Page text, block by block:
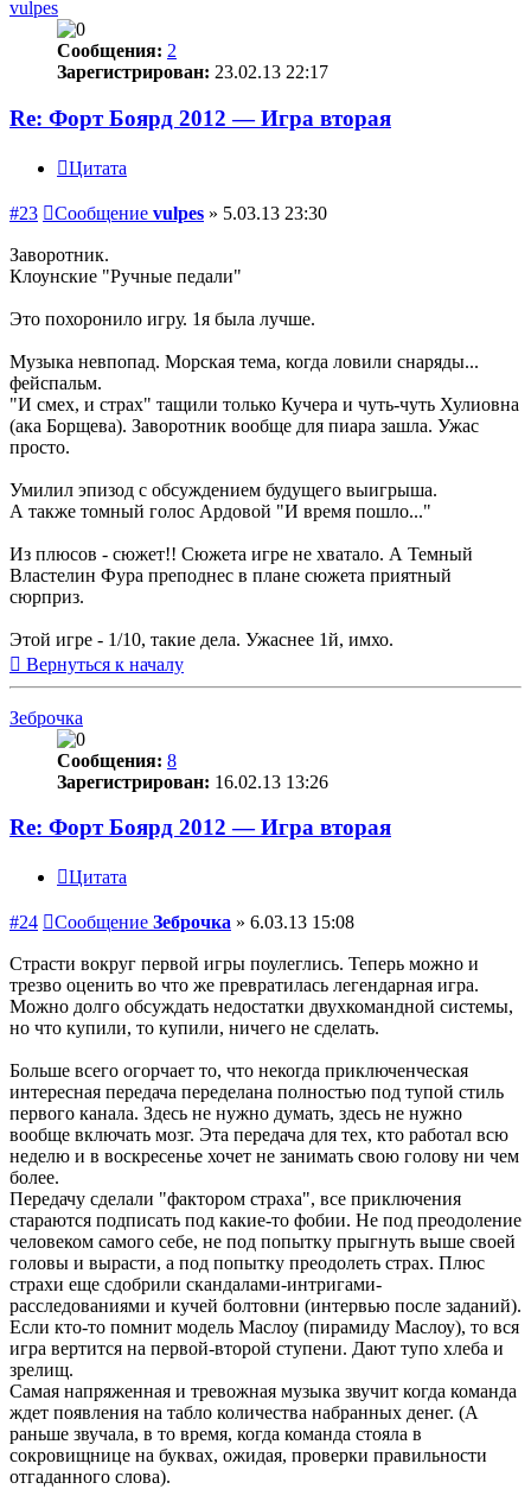
vulpes
Сообщения: 2
Зарегистрирован: 23.02.13 22:17
Re: Форт Боярд 2012 — Игра вторая
Цитата
#23 Сообщение vulpes » 5.03.13 23:30
Заворотник.
Клоунские "Ручные педали"
Это похоронило игру. 1я была лучше.
Музыка невпопад. Морская тема, когда ловили снаряды...
фейспальм.
"И смех, и страх" тащили только Кучера и чуть-чуть Хулиовна
(ака Борщева). Заворотник вообще для пиара зашла. Ужас
просто.
Умилил эпизод с обсуждением будущего выигрыша.
А также томный голос Ардовой "И время пошло..."
Из плюсов - сюжет!! Сюжета игре не хватало. А Темный
Властелин Фура преподнес в плане сюжета приятный
сюрприз.
Этой игре - 1/10, такие дела. Ужаснее 1й, имхо.
Вернуться к началу
Зеброчка
Сообщения: 8
Зарегистрирован: 16.02.13 13:26
Re: Форт Боярд 2012 — Игра вторая
Цитата
#24 Сообщение Зеброчка » 6.03.13 15:08
Страсти вокруг первой игры поулеглись. Теперь можно и
трезво оценить во что же превратилась легендарная игра.
Можно долго обсуждать недостатки двухкомандной системы,
но что купили, то купили, ничего не сделать.
Больше всего огорчает то, что некогда приключенческая
интересная передача переделана полностью под тупой стиль
первого канала. Здесь не нужно думать, здесь не нужно
вообще включать мозг. Эта передача для тех, кто работал всю
неделю и в воскресенье хочет не занимать свою голову ни чем
более.
Передачу сделали "фактором страха", все приключения
стараются подписать под какие-то фобии. Не под преодоление
человеком самого себе, не под попытку прыгнуть выше своей
головы и вырасти, а под попытку преодолеть страх. Плюс
страхи еще сдобрили скандалами-интригами-
расследованиями и кучей болтовни (интервью после заданий).
Если кто-то помнит модель Маслоу (пирамиду Маслоу), то вся
игра вертится на первой-второй ступени. Дают тупо хлеба и
зрелищ.
Самая напряженная и тревожная музыка звучит когда команда
ждет появления на табло количества набранных денег. (А
раньше звучала, в то время, когда команда стояла в
сокровищнице на буквах, ожидая, проверки правильности
отгаданного слова).